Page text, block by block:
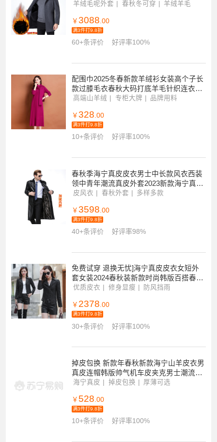
服保暖男装中年外套男装中老年爸爸装呢
羊绒毛呢外套 春秋冬可穿 羊绒羊毛
￥ 3088 .00
满3件打9.8折
60+条评价 好评率100%
配围巾2025冬春新款羊绒衫女装高个子长
款过膝毛衣春秋大码打底羊毛针织连衣裙
高端羊毛衫女内搭针织羊绒连衣裙V领套
高端山羊绒 专柜大牌 品牌用料
￥ 328.00
满3件打9.8折
10+条评价 好评率100%
春秋季海宁真皮皮衣男士中长款风衣西装
领中青年潮流真皮外套2023新款海宁真皮
中长款真皮皮衣男士真皮风衣翻领男士春
皮风衣 春秋外套 多样多款
￥ 3598 .00
满3件打9.8折
40+条评价 好评率98%
免费试穿 退换无忧]海宁真皮皮衣女短外
套女装2024春秋装新款时尚韩版百搭春秋
季皮衣春秋装夹克机车衣服
优质皮衣 修身显瘦 防风挡雨
￥ 2378.00
满3件打9.8折
30+条评价 好评率100%
掉皮包换 新款年春秋新款海宁山羊皮衣男
真皮连帽韩版帅气机车皮夹克男士潮流春
秋外套反季特价春秋外套免洗皮衣
海宁真皮 掉皮包换 厚薄可选
￥ 528 .00
满3件打9.8折
10+条评价 好评率100%